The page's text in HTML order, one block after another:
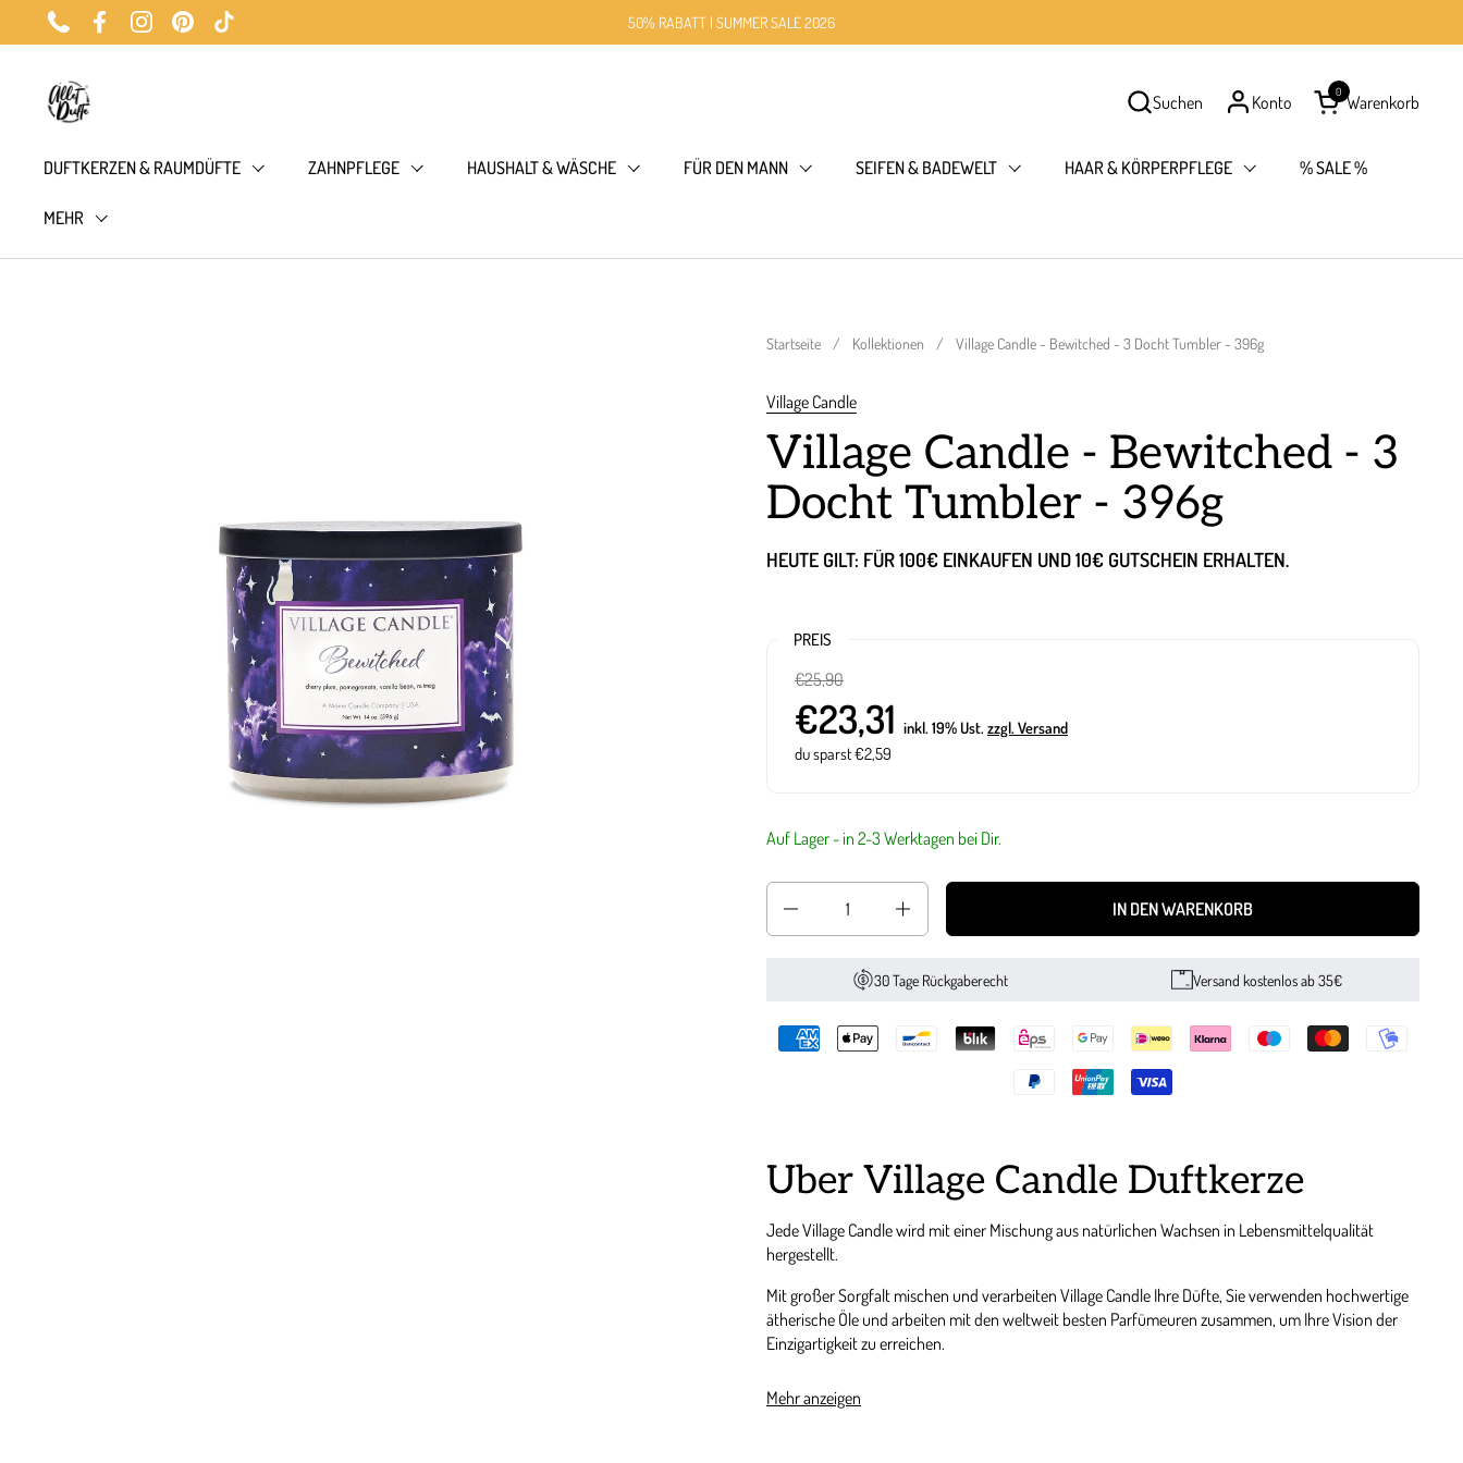
Zum Inhalt springen
PhoneFacebookInstagramPinterestTikTok
50% RABATT | SUMMER SALE 2026
Suchen Konto
Warenkorb öffnen
Warenkorb
0
DUFTKERZEN & RAUMDÜFTE ZAHNPFLEGE HAUSHALT & WÄSCHE FÜR DEN MANN SEIFEN & BADEWELT HAAR & KÖRPERPFLEGE % SALE %
MEHR
Startseite / Kollektionen / Village Candle - Bewitched - 3 Docht Tumbler - 396g
Village Candle
Village Candle - Bewitched - 3
Docht Tumbler - 396g
HEUTE GILT: FÜR 100€ EINKAUFEN UND 10€ GUTSCHEIN ERHALTEN.
PREIS
€23,31 inkl. 19% Ust. zzgl. Versand
€25,90
du sparst €2,59
Auf Lager - in 2-3 Werktagen bei Dir.
IN DEN WARENKORB
30 Tage Rückgaberecht Versand kostenlos ab 35€
Mehr anzeigen
Über Village Candle Duftkerze
Jede Village Candle wird mit einer Mischung aus natürlichen Wachsen in Lebensmittelqualität
hergestellt.
Mit großer Sorgfalt mischen und verarbeiten Village Candle Ihre Düfte, Sie verwenden hochwertige
ätherische Öle und arbeiten mit den weltweit besten Parfümeuren zusammen, um Ihre Vision der
Einzigartigkeit zu erreichen.
außergewöhnliche Duftentfaltung.